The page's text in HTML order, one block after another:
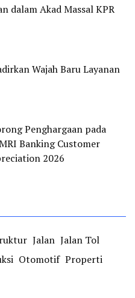
dalam Akad Massal KPR
Wajah Baru Layanan
Penghargaan pada
Banking Customer
2026
Jalan Jalan Tol
Otomotif Properti